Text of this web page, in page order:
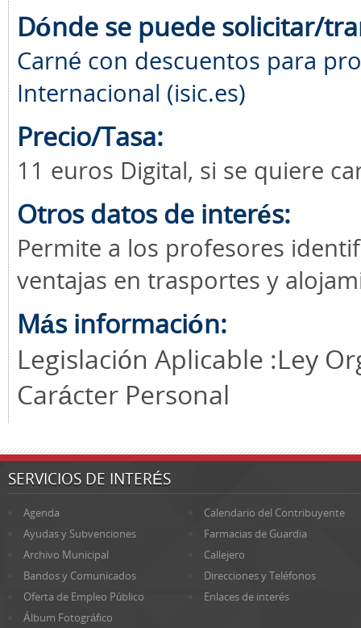
Dónde se puede solicitar/
Carné con descuentos para
Internacional (isic.es)
Precio/Tasa:
11 euros Digital, si se quiere
Otros datos de interés:
Permite a los profesores
ventajas en trasportes y
Más información:
Legislación Aplicable :Ley
Carácter Personal
SERVICIOS DE INTERÉS
Agenda
Calendario del Contribuyente
Ayudas y Subvenciones
Farmacias de Guardia
Archivo Municipal
Callejero
Bandos y Comunicados
Direcciones y Teléfonos
Oferta de Empleo Público
Enlaces de interés
Álbum Fotográfico